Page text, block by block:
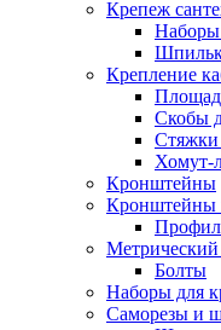
Крепеж
Наборы
Крепление
Скобы
Стяжки
Хомут-
Кронштейны
Кронштейны
Болты
Наборы для
Саморезы и